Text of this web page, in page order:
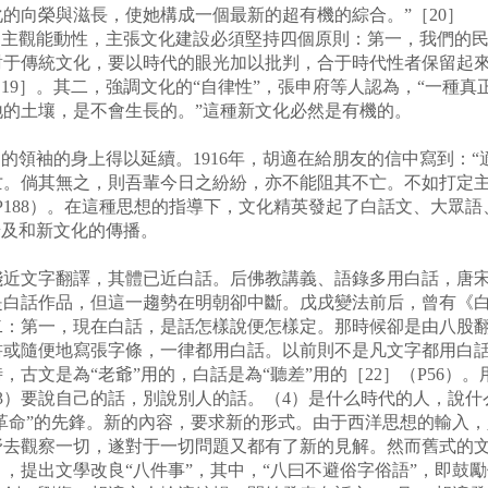
向榮與滋長，使她構成一個最新的超有機的綜合。”［20］
能動性，主張文化建設必須堅持四個原則：第一，我們的
傳統文化，要以時代的眼光加以批判，合于時代性者保留起
］。其二，強調文化的“自律性”，張申府等人認為，“一種
土壤，是不會生長的。”這種新文化必然是有機的。
袖的身上得以延續。1916年，胡適在給朋友的信中寫到：“
倘其無之，則吾輩今日之紛紛，亦不能阻其不亡。不如打定
）。在這種思想的指導下，文化精英發起了白話文、大眾
和新文化的傳播。
字翻譯，其體已近白話。后佛教講義、語錄多用白話，唐
話作品，但這一趨勢在明朝卻中斷。戊戌變法前后，曾有《
第一，現在白話，是話怎樣說便怎樣定。那時候卻是由八股
隨便地寫張字條，一律都用白話。以前則不是凡文字都用白
古文是為“老爺”用的，白話是為“聽差”用的［22］（P56）
要說自己的話，別說別人的話。（4）是什么時代的人，說什
的先鋒。新的內容，要求新的形式。由于西洋思想的輸入
觀察一切，遂對于一切問題又都有了新的見解。然而舊式的
出文學改良“八件事”，其中，“八曰不避俗字俗語”，即鼓